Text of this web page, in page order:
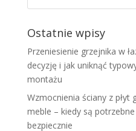
Ostatnie wpisy
Przeniesienie grzejnika w
decyzję i jak uniknąć
montażu
Wzmocnienia ściany z
meble – kiedy są
bezpiecznie